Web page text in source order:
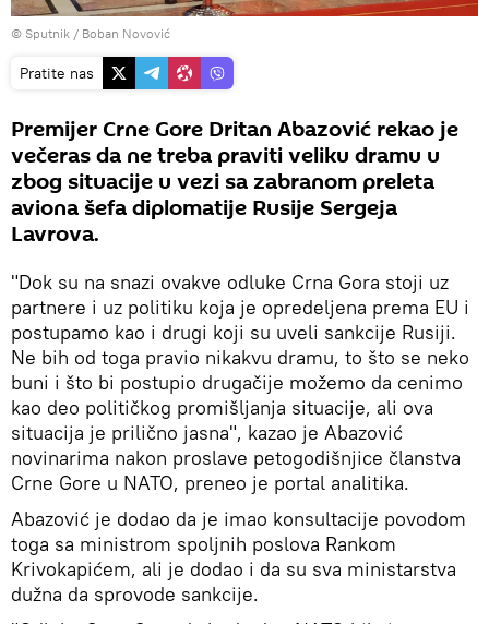
© Sputnik / Boban Novović
Pratite nas
Premijer Crne Gore Dritan Abazović rekao je
večeras da ne treba praviti veliku dramu u
zbog situacije u vezi sa zabranom preleta
aviona šefa diplomatije Rusije Sergeja
Lavrova.
"Dok su na snazi ovakve odluke Crna Gora stoji uz
partnere i uz politiku koja je opredeljena prema EU i
postupamo kao i drugi koji su uveli sankcije Rusiji.
Ne bih od toga pravio nikakvu dramu, to što se neko
buni i što bi postupio drugačije možemo da cenimo
kao deo političkog promišljanja situacije, ali ova
situacija je prilično jasna", kazao je Abazović
novinarima nakon proslave petogodišnjice članstva
Crne Gore u NATO, preneo je portal analitika.
Abazović je dodao da je imao konsultacije povodom
toga sa ministrom spoljnih poslova Rankom
Krivokapićem, ali je dodao i da su sva ministarstva
dužna da sprovode sankcije.